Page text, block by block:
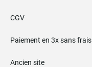
CGV
Paiement en 3x sans frais
Ancien site